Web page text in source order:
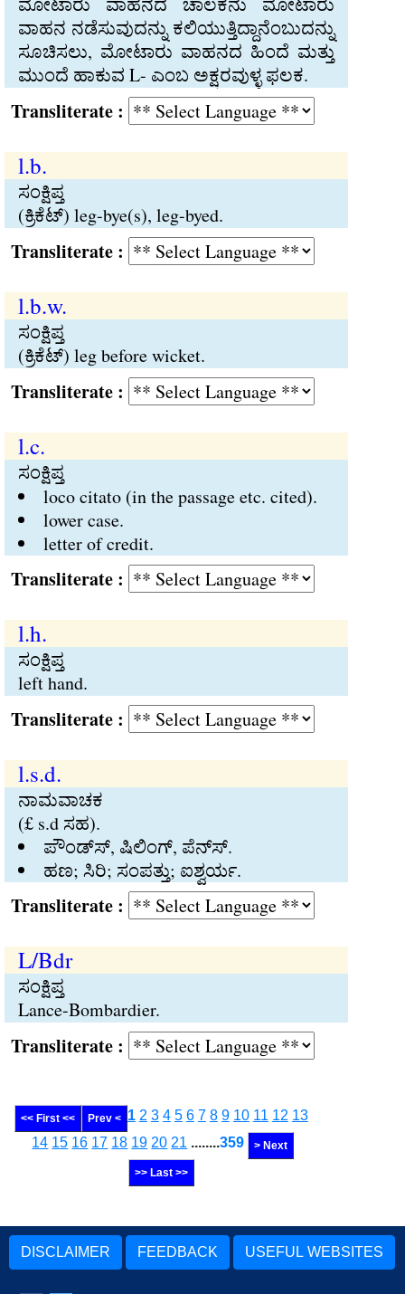
ವಾಹನ ನಡೆಸುವುದನ್ನು ಕಲಿಯುತ್ತಿದ್ದಾನೆಂಬುದನ್ನು
ಸೂಚಿಸಲು, ಮೋಟಾರು ವಾಹನದ ಹಿಂದೆ ಮತ್ತು
ಮುಂದೆ ಹಾಕುವ L- ಎಂಬ ಅಕ್ಷರವುಳ್ಳ ಫಲಕ.
:
l.b.
ಸಂಕ್ಷಿಪ್ತ
(ಕ್ರಿಕೆಟ್‍) leg-bye(s), leg-byed.
:
l.b.w.
ಸಂಕ್ಷಿಪ್ತ
(ಕ್ರಿಕೆಟ್‍) leg before wicket.
:
l.c.
ಸಂಕ್ಷಿಪ್ತ
loco citato (in the passage etc. cited).
lower case.
letter of credit.
:
l.h.
ಸಂಕ್ಷಿಪ್ತ
left hand.
:
l.s.d.
ನಾಮವಾಚಕ
(£ s.d ಸಹ).
ಪೌಂಡ್ಸ್‍, ಷಿಲಿಂಗ್‍, ಪೆನ್ಸ್‍.
ಹಣ; ಸಿರಿ; ಸಂಪತ್ತು; ಐಶ್ವರ್ಯ.
:
L/Bdr
ಸಂಕ್ಷಿಪ್ತ
Lance-Bombardier.
:
<< First << Prev < 1 2 3 4 5 6 7 8 9 10 11 12 13
14 15 16 17 18 19 20 21 ........359 > Next
>> Last >>
DISCLAIMER FEEDBACK USEFUL WEBSITES